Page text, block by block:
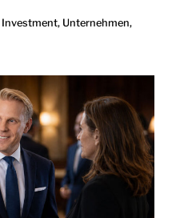
Investment, Unternehmen,